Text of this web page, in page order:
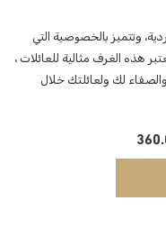
وتتميز بالخصوصية التي
هذه الغرف مثالية للعائلات ،
لك ولعائلتك خلال